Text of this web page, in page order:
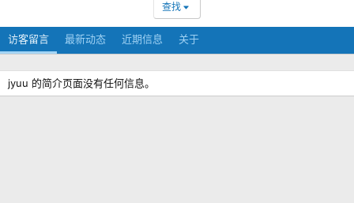
查找
访客留言 最新动态 近期信息 关于
jyuu 的简介页面没有任何信息。